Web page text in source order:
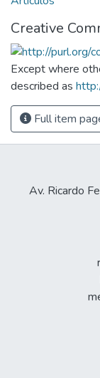
Creative
Except where
described as
Full item
Av. Ricardo